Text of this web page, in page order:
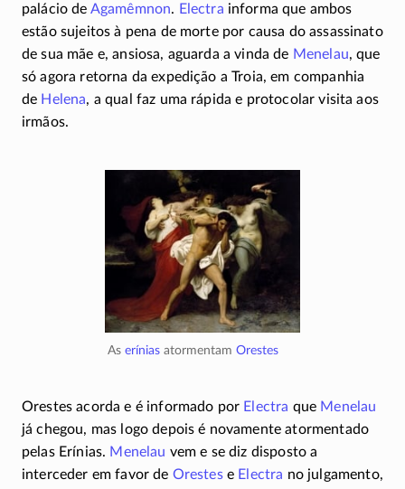
palácio de Agamêmnon. Electra informa que ambos
estão sujeitos à pena de morte por causa do assassinato
de sua mãe e, ansiosa, aguarda a vinda de Menelau, que
só agora retorna da expedição a Troia, em companhia
de Helena, a qual faz uma rápida e protocolar visita aos
irmãos.
Aserínias atormentamOrestes
Orestes acorda e é informado por Electra que Menelau
já chegou, mas logo depois é novamente atormentado
pelas Erínias. Menelau vem e se diz disposto a
interceder em favor de Orestese Electra no julgamento,